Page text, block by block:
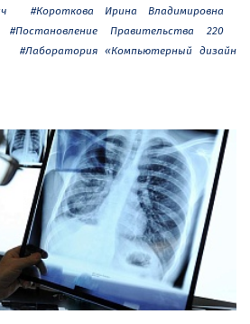
#Короткова Ирина Владимировна
#Постановление Правительства 220
#Лаборатория «Компьютерный дизайн